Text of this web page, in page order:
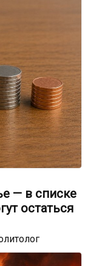
— в списке
остаться